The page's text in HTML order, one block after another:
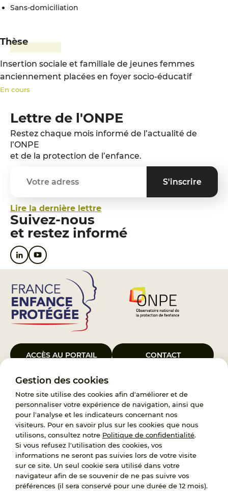
Gestion des cookies
Notre site utilise des cookies afin d'améliorer et de
personnaliser votre expérience de navigation, ainsi que
pour l'analyse et les indicateurs concernant nos
visiteurs. Pour en savoir plus sur les cookies que nous
utilisons, consultez notre Politique de confidentialité.
Si vous refusez l'utilisation des cookies, vos
informations ne seront pas suivies lors de votre visite
sur ce site. Un seul cookie sera utilisé dans votre
navigateur afin de se souvenir de ne pas suivre vos
préférences (il sera conservé pour une durée de 12 mois).
Sans-domiciliation
Thèse
Insertion sociale et familiale de jeunes femmes
anciennement placées en foyer socio-éducatif
En cours
Lettre de l'ONPE
Restez chaque mois informé de l’actualité de
l’ONPE
et de la protection de l’enfance.
Lire la dernière lettre
Suivez-nous
et restez informé
ACCÈS AU PORTAIL CONTACT
Le Groupement d’Intérêt Public France Enfance Protégée, créé le 5
janvier 2023, a pour objet d’assurer les missions de service public du
119, d’accompagnement des adoptants et de traitement des
demandes d’accès aux origines personnelles. France Enfance
Protégée est également un observatoire et une ressource pour
l’ensemble des professionnels, ainsi qu’un appui à l’élaboration de la
politique publique à travers le soutien à l’activité des conseils
nationaux.
RECRUTEMENT